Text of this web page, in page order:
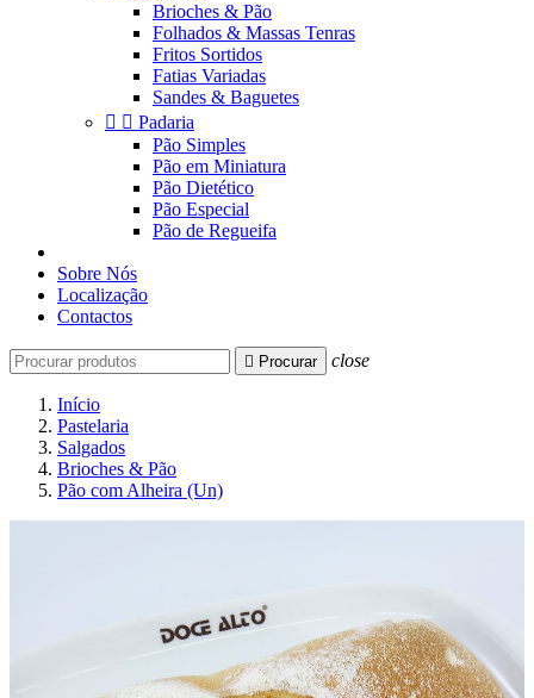
Brioches & Pão
Folhados & Massas Tenras
Fritos Sortidos
Fatias Variadas
Sandes & Baguetes
  Padaria
Pão Simples
Pão em Miniatura
Pão Dietético
Pão Especial
Pão de Regueifa
Sobre Nós
Localização
Contactos
 Procurar close
Início
Pastelaria
Salgados
Brioches & Pão
Pão com Alheira (Un)